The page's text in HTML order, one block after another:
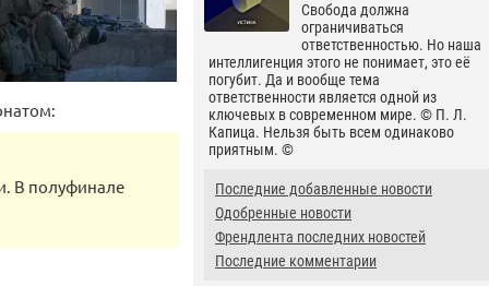
Свобода должна
ограничиваться
ответственностью. Но наша
интеллигенция этого не понимает, это её
погубит. Да и вообще тема
ответственности является одной из
ключевых в современном мире. © П. Л.
Капица. Нельзя быть всем одинаково
приятным. ©
Последние добавленные новости
Одобренные новости
Френдлента последних новостей
Последние комментарии
В полуфинале